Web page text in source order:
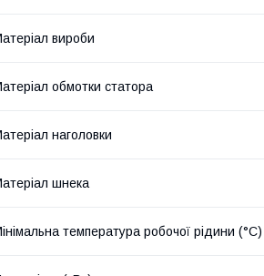
вироби
обмотки статора
наголовки
шнека
температура робочої рідини (°C)